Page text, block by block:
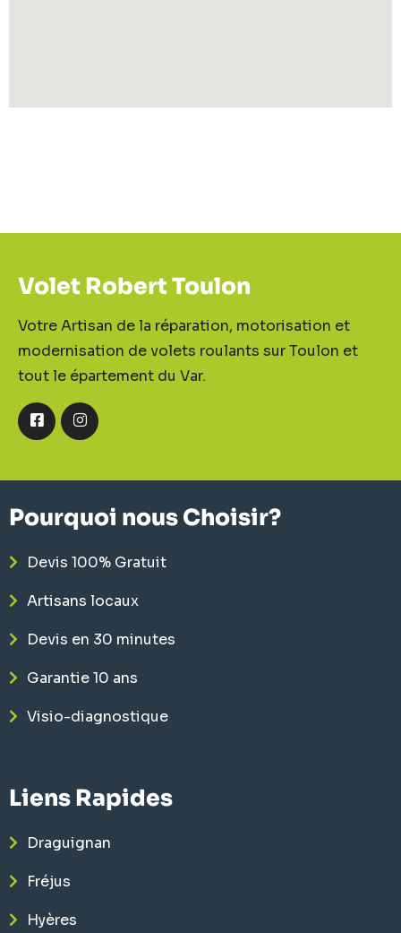
Volet Robert Toulon
Votre Artisan de la réparation, motorisation et
modernisation de volets roulants sur Toulon et
tout le épartement du Var.
Pourquoi nous Choisir?
Devis 100% Gratuit
Artisans locaux
Devis en 30 minutes
Garantie 10 ans
Visio-diagnostique
Liens Rapides
Draguignan
Fréjus
Hyères